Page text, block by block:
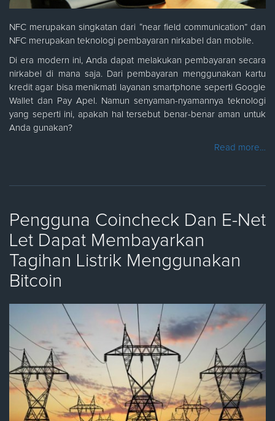
NFC merupakan singkatan dari “near field communication” dan
NFC merupakan teknologi pembayaran nirkabel dan mobile.
Di era modern ini, Anda dapat melakukan pembayaran secara
nirkabel di mana saja. Dari pembayaran menggunakan kartu
kredit agar bisa menikmati layanan smartphone seperti Google
Wallet dan Pay Apel. Namun senyaman-nyamannya teknologi
yang seperti ini, apakah hal tersebut benar-benar aman untuk
Anda gunakan?
Read more…
Pengguna Coincheck Dan E-Net
Let Dapat Membayarkan
Tagihan Listrik Menggunakan
Bitcoin